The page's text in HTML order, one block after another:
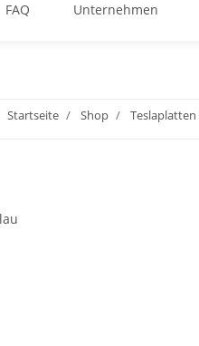
FAQ Unternehmen
Startseite Shop